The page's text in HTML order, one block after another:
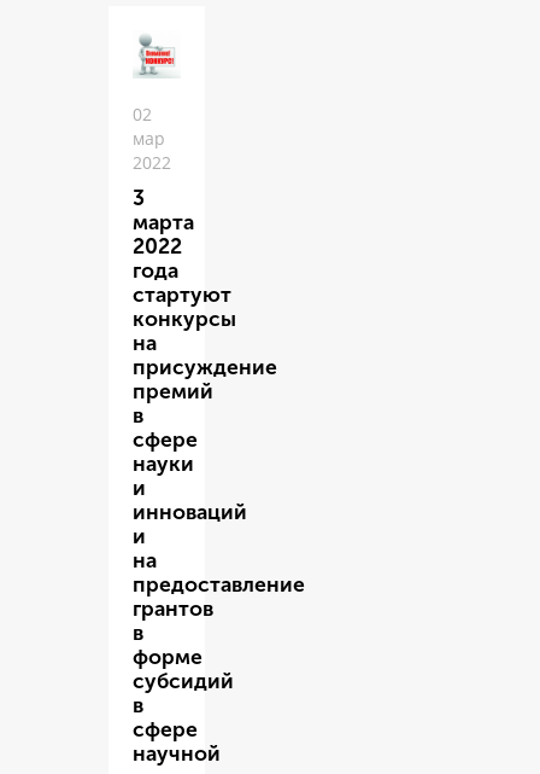
02
мар
2022
3
марта
2022
года
стартуют
конкурсы
на
присуждение
премий
в
сфере
науки
и
инноваций
и
на
предоставление
грантов
в
форме
субсидий
в
сфере
научной